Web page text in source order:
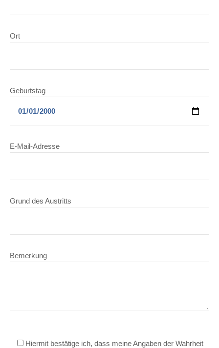
Ort
Geburtstag
E-Mail-Adresse
Grund des Austritts
Bemerkung
Hiermit bestätige ich, dass meine Angaben der Wahrheit